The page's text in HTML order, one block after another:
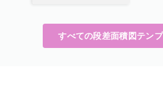
すべての段差面積図テン